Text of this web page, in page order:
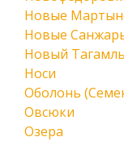
Новые
Новые
Новый
Носи
Оболонь
Овсюки
Озера